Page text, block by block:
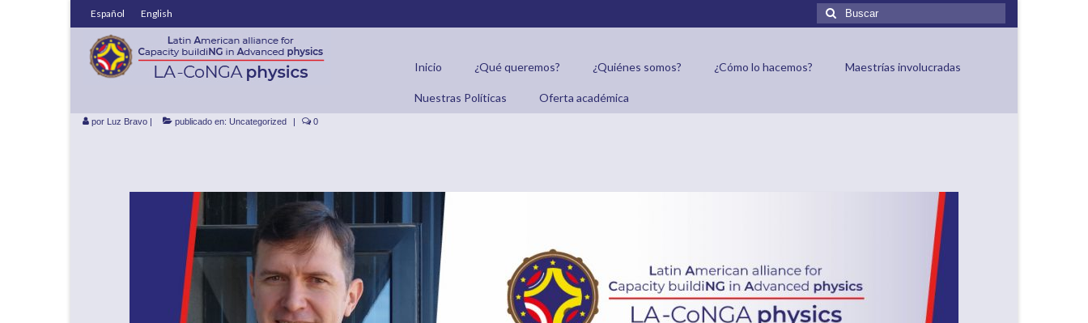
Español English
Buscar
por:
Inicio ¿Qué queremos? ¿Quiénes somos? ¿Cómo lo hacemos? Maestrías involucradas
Nuestras Políticas Oferta académica
11/07/22 Seminario: Diseñando sistemas electrónicos para
detectores de partículas
por Luz Bravo | publicado en: Uncategorized | 0